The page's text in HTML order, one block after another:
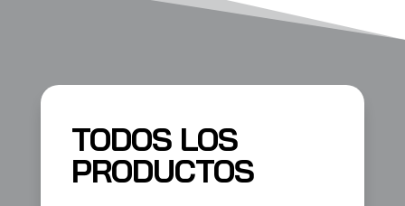
TODOS LOS
PRODUCTOS